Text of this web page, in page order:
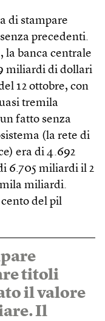
di stampare
precedenti.
la banca centrale
miliardi di dollari
12 ottobre, con
tremila
fatto senza
(la rete di
era di 4.692
6.705 miliardi il 2
miliardi.
del pil
titoli
il valore
Il